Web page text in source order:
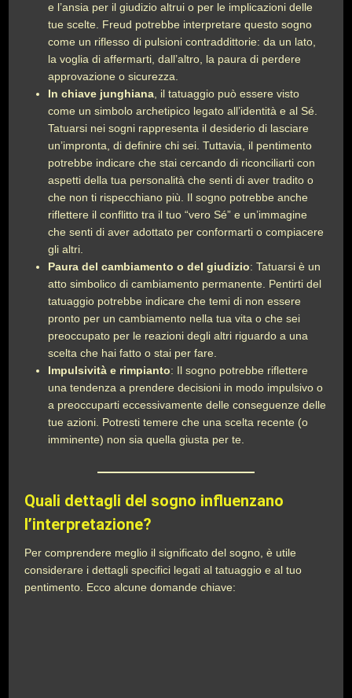
e l’ansia per il giudizio altrui o per le implicazioni delle
tue scelte. Freud potrebbe interpretare questo sogno
come un riflesso di pulsioni contraddittorie: da un lato,
la voglia di affermarti, dall’altro, la paura di perdere
approvazione o sicurezza.
In chiave junghiana , il tatuaggio può essere visto
come un simbolo archetipico legato all’identità e al Sé.
Tatuarsi nei sogni rappresenta il desiderio di lasciare
un’impronta, di definire chi sei. Tuttavia, il pentimento
potrebbe indicare che stai cercando di riconciliarti con
aspetti della tua personalità che senti di aver tradito o
che non ti rispecchiano più. Il sogno potrebbe anche
riflettere il conflitto tra il tuo “vero Sé” e un’immagine
che senti di aver adottato per conformarti o compiacere
gli altri.
Paura del cambiamento o del giudizio: Tatuarsi è un
atto simbolico di cambiamento permanente. Pentirti del
tatuaggio potrebbe indicare che temi di non essere
pronto per un cambiamento nella tua vita o che sei
preoccupato per le reazioni degli altri riguardo a una
scelta che hai fatto o stai per fare.
Impulsività e rimpianto: Il sogno potrebbe riflettere
una tendenza a prendere decisioni in modo impulsivo o
a preoccuparti eccessivamente delle conseguenze delle
tue azioni. Potresti temere che una scelta recente (o
imminente) non sia quella giusta per te.
Quali dettagli del sogno influenzano
l’interpretazione?
Per comprendere meglio il significato del sogno, è utile
considerare i dettagli specifici legati al tatuaggio e al tuo
pentimento. Ecco alcune domande chiave: